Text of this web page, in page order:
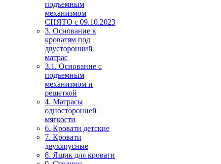
подъемным
механизмом
СНЯТО с 09.10.2023
3. Основание к
кроватям под
двусторонний
матрас
3.1. Основание с
подъемным
механизмом и
решеткой
4. Матрасы
односторонней
мягкости
6. Кровати детские
7. Кровати
двухярусные
8. Ящик для кровати